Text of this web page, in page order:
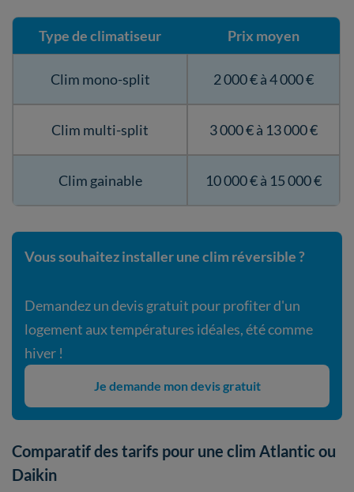
Type de climatiseur Prix moyen
Clim mono-split 2 000 € à 4 000 €
Clim multi-split 3 000 € à 13 000 €
Clim gainable 10 000 € à 15 000 €
Vous souhaitez installer une clim réversible ?
Demandez un devis gratuit pour profiter d'un
logement aux températures idéales, été comme
hiver !
Je demande mon devis gratuit
Comparatif des tarifs pour une clim Atlantic ou
Daikin